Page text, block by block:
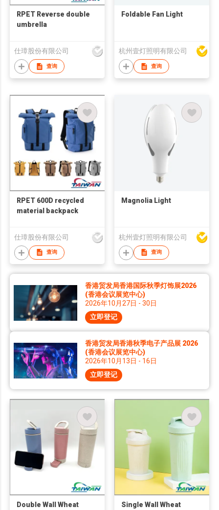
RPET Reverse double
umbrella
仕璋股份有限公司
查询
Foldable Fan Light
杭州壹灯照明有限公司
查询
RPET 600D recycled
material backpack
仕璋股份有限公司
查询
Magnolia Light
杭州壹灯照明有限公司
查询
香港贸发局香港国际秋季灯饰展2026
(香港会议展览中心)
2026年10月27日 - 30日
立即登记
香港贸发局香港秋季电子产品展 2026
(香港会议展览中心)
2026年10月13日 - 16日
立即登记
Double Wall Wheat
Single Wall Wheat